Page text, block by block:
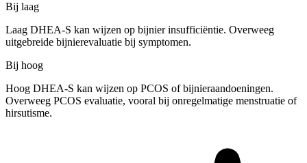
Bij laag
Laag DHEA-S kan wijzen op bijnier insufficiëntie. Overweeg
uitgebreide bijnierevaluatie bij symptomen.
Bij hoog
Hoog DHEA-S kan wijzen op PCOS of bijnieraandoeningen.
Overweeg PCOS evaluatie, vooral bij onregelmatige menstruatie of
hirsutisme.